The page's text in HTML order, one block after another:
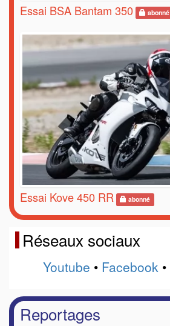
Essai BSA Bantam 350 abonné
Essai Kove 450 RR abonné
Réseaux sociaux
Youtube • Facebook •
Reportages